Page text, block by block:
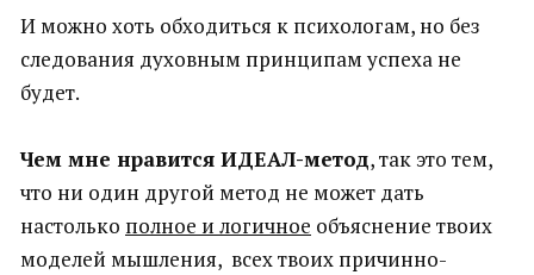
И можно хоть обходиться к психологам, но без
следования духовным принципам успеха не
будет.
Чем мне нравится ИДЕАЛ-метод, так это тем,
что ни один другой метод не может дать
настолько полное и логичное объяснение твоих
моделей мышления, всех твоих причинно-